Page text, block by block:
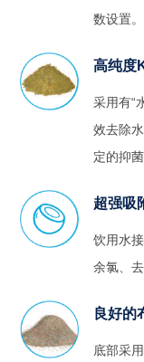
数设置。
高纯度
采用有“
效去除
定的抑菌
超强吸
饮用水
余氯、
良好的
底部采